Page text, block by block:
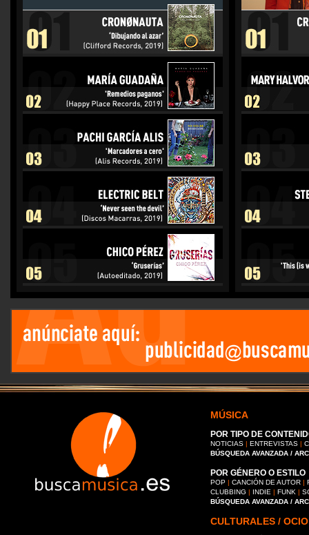
MÚSICA
POR TIPO DE
NOTICIAS | ENTREVISTAS |
BÚSQUEDA AVANZADA /
POR GÉNERO O ESTILO
POP | CANCIÓN DE AUTOR |
CLUBBING | INDIE | FUNK |
BÚSQUEDA AVANZADA /
CULTURALES / OCIO